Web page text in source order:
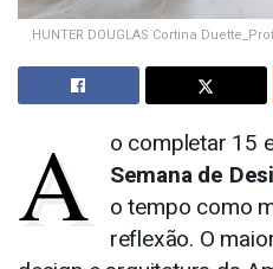
HUNTER DOUGLAS Cortina
A o completar 15
Semana de
o tempo como
reflexão. O